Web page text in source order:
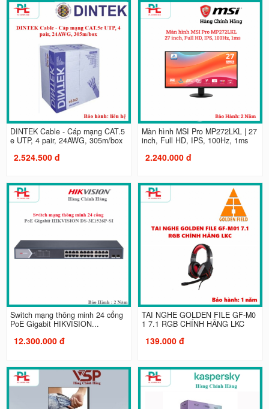
DINTEK Cable - Cáp mạng CAT.5
e UTP, 4 pair, 24AWG, 305m/box
2.524.500 đ
Màn hình MSI Pro MP272LKL | 27
inch, Full HD, IPS, 100Hz, 1ms
2.240.000 đ
Switch mạng thông minh 24 cổng
PoE Gigabit HIKVISION...
12.300.000 đ
TAI NGHE GOLDEN FILE GF-M0
1 7.1 RGB CHÍNH HÃNG LKC
139.000 đ